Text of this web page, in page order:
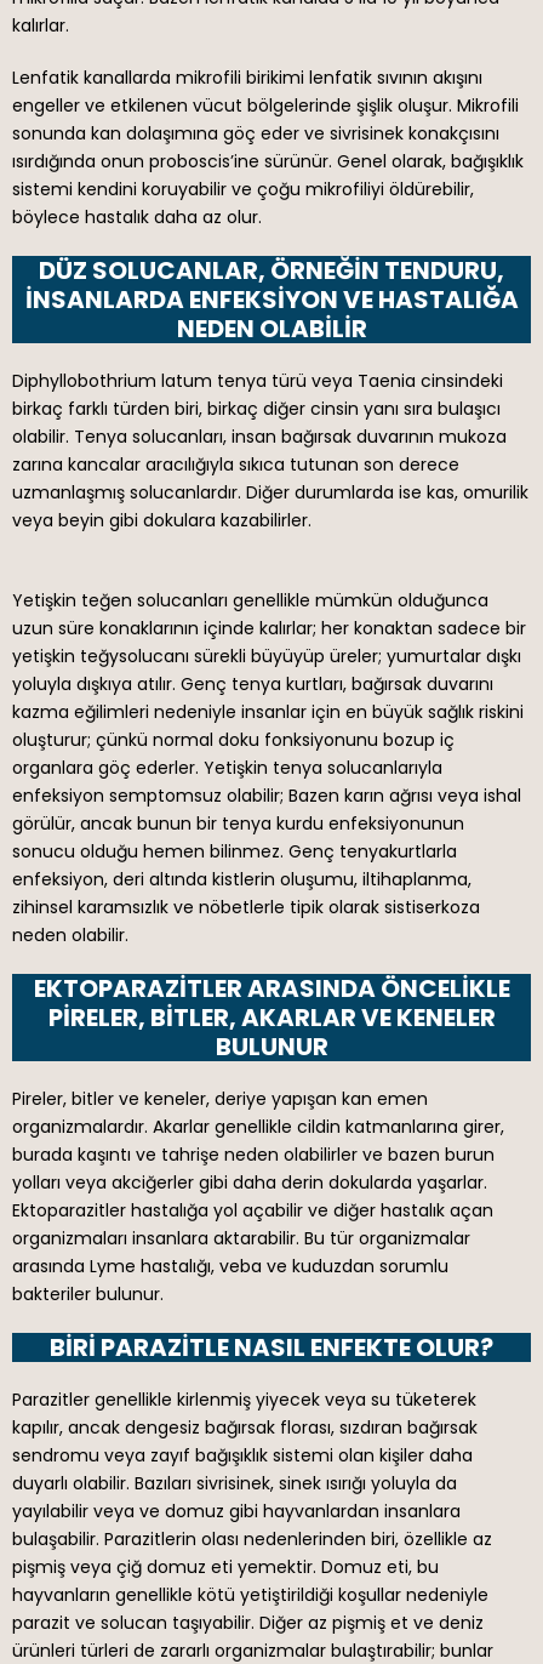
kalırlar.
Lenfatik kanallarda mikrofili birikimi lenfatik sıvının akışını
engeller ve etkilenen vücut bölgelerinde şişlik oluşur. Mikrofili
sonunda kan dolaşımına göç eder ve sivrisinek konakçısını
ısırdığında onun proboscis’ine sürünür. Genel olarak, bağışıklık
sistemi kendini koruyabilir ve çoğu mikrofiliyi öldürebilir,
böylece hastalık daha az olur.
DÜZ SOLUCANLAR, ÖRNEĞIN TENDURU,
INSANLARDA ENFEKSIYON VE HASTALIĞA
NEDEN OLABILIR
Diphyllobothrium latum tenya türü veya Taenia cinsindeki
birkaç farklı türden biri, birkaç diğer cinsin yanı sıra bulaşıcı
olabilir. Tenya solucanları, insan bağırsak duvarının mukoza
zarına kancalar aracılığıyla sıkıca tutunan son derece
uzmanlaşmış solucanlardır. Diğer durumlarda ise kas, omurilik
veya beyin gibi dokulara kazabilirler.
Yetişkin teğen solucanları genellikle mümkün olduğunca
uzun süre konaklarının içinde kalırlar; her konaktan sadece bir
yetişkin teğysolucanı sürekli büyüyüp üreler; yumurtalar dışkı
yoluyla dışkıya atılır. Genç tenya kurtları, bağırsak duvarını
kazma eğilimleri nedeniyle insanlar için en büyük sağlık riskini
oluşturur; çünkü normal doku fonksiyonunu bozup iç
organlara göç ederler. Yetişkin tenya solucanlarıyla
enfeksiyon semptomsuz olabilir; Bazen karın ağrısı veya ishal
görülür, ancak bunun bir tenya kurdu enfeksiyonunun
sonucu olduğu hemen bilinmez. Genç tenyakurtlarla
enfeksiyon, deri altında kistlerin oluşumu, iltihaplanma,
zihinsel karamsızlık ve nöbetlerle tipik olarak sistiserkoza
neden olabilir.
EKTOPARAZITLER ARASINDA ÖNCELIKLE
PIRELER, BITLER, AKARLAR VE KENELER
BULUNUR
Pireler, bitler ve keneler, deriye yapışan kan emen
organizmalardır. Akarlar genellikle cildin katmanlarına girer,
burada kaşıntı ve tahrişe neden olabilirler ve bazen burun
yolları veya akciğerler gibi daha derin dokularda yaşarlar.
Ektoparazitler hastalığa yol açabilir ve diğer hastalık açan
organizmaları insanlara aktarabilir. Bu tür organizmalar
arasında Lyme hastalığı, veba ve kuduzdan sorumlu
bakteriler bulunur.
BIRI PARAZITLE NASIL ENFEKTE OLUR?
Parazitler genellikle kirlenmiş yiyecek veya su tüketerek
kapılır, ancak dengesiz bağırsak florası, sızdıran bağırsak
sendromu veya zayıf bağışıklık sistemi olan kişiler daha
duyarlı olabilir. Bazıları sivrisinek, sinek ısırığı yoluyla da
yayılabilir veya ve domuz gibi hayvanlardan insanlara
bulaşabilir. Parazitlerin olası nedenlerinden biri, özellikle az
pişmiş veya çiğ domuz eti yemektir. Domuz eti, bu
hayvanların genellikle kötü yetiştirildiği koşullar nedeniyle
parazit ve solucan taşıyabilir. Diğer az pişmiş et ve deniz
ürünleri türleri de zararlı organizmalar bulaştırabilir; bunlar